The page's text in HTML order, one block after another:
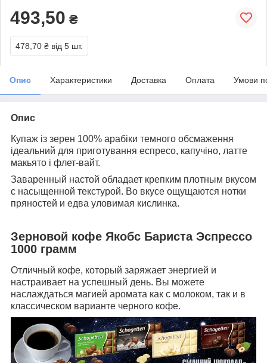
493,50 ₴
478,70 ₴ від 5 шт.
Опис Характеристики Доставка Оплата Умови
Опис
Купаж із зерен 100% арабіки темного обсмаження
ідеальний для приготування еспресо, капучіно, латте
макьято і флет-вайт.
Заваренный настой обладает крепким плотным вкусом
с насыщенной текстурой. Во вкусе ощущаются нотки
пряностей и едва уловимая кислинка.
Зерновой кофе Якобс Бариста Эспрессо
1000 грамм
Отличный кофе, который заряжает энергией и
настраивает на успешный день. Вы можете
наслаждаться магией аромата как с молоком, так и в
классическом варианте черного кофе.